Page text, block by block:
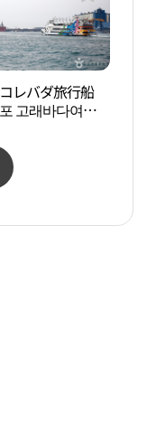
レバダ旅行船
포 고래바다여행